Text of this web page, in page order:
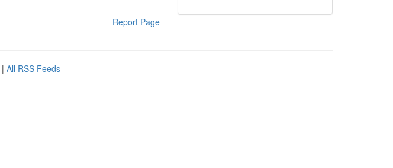
Report Page
| All RSS Feeds